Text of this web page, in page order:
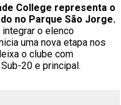
College representa o
no Parque São Jorge.
o elenco
uma nova etapa nos
o clube com
20 e principal.